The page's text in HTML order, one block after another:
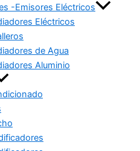
-Emisores Eléctricos
Eléctricos
de Agua
Aluminio